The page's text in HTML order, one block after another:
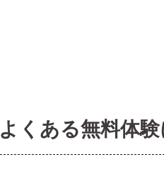
よくある無料体